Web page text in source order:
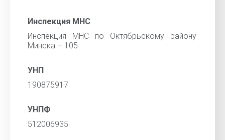
Инспекция МНС
Инспекция МНС по Октябрьскому району
Минска – 105
УНП
190875917
УНПФ
512006935